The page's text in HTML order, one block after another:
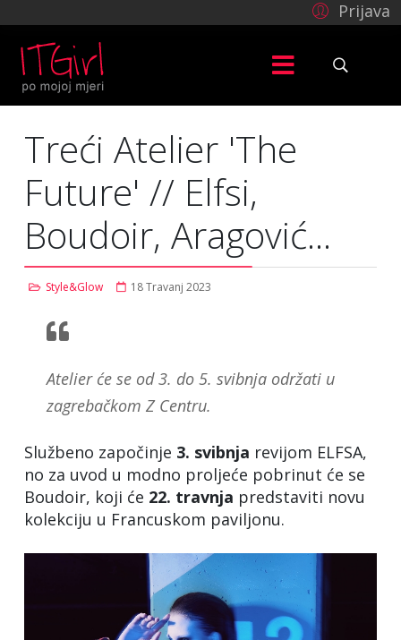
Prijava
Treći Atelier 'The
Future' // Elfsi,
Boudoir, Aragović...
Style&Glow 18 Travanj 2023
Atelier će se od 3. do 5. svibnja održati u
zagrebačkom Z Centru.
Službeno započinje 3. svibnja revijom ELFSA,
no za uvod u modno proljeće pobrinut će se
Boudoir, koji će 22. travnja predstaviti novu
kolekciju u Francuskom paviljonu.